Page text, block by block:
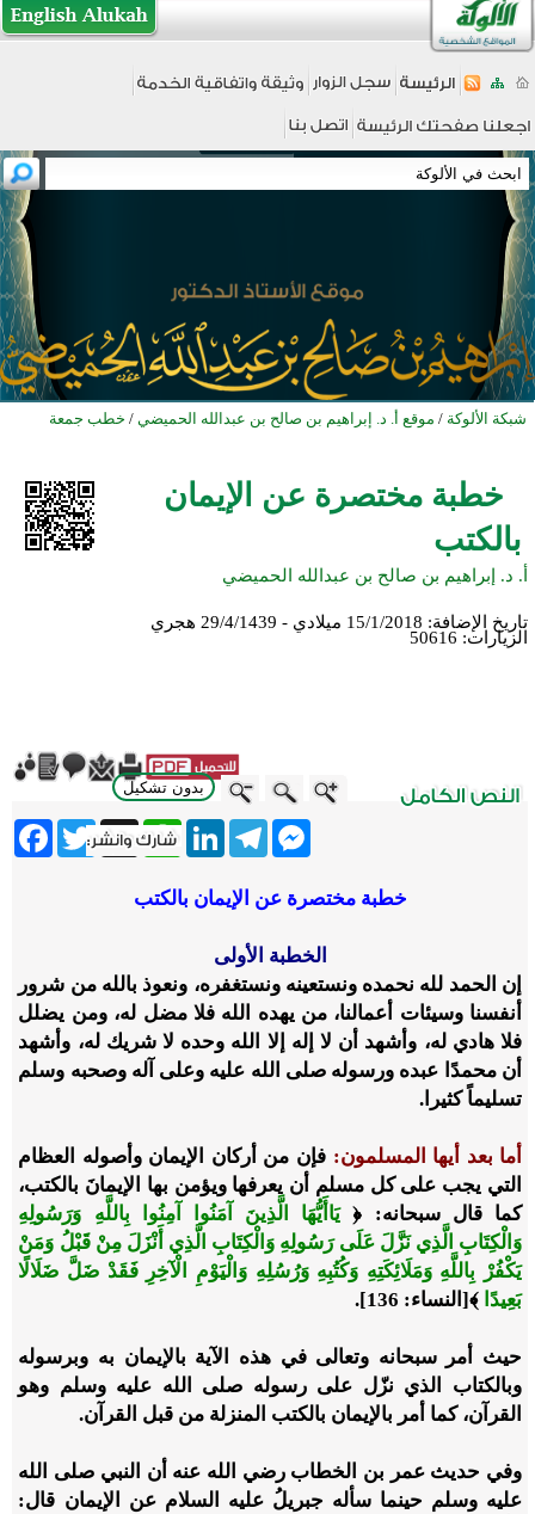
شبكة الألوكة / موقع أ. د. إبراهيم بن صالح بن عبدالله الحميضي / خطب جمعة
خطبة مختصرة عن الإيمان
بالكتب
أ. د. إبراهيم بن صالح بن عبدالله الحميضي
تاريخ الإضافة: 15/1/2018 ميلادي - 29/4/1439 هجري
الزيارات: 50616
بدون تشكيل
Twitter X
WhatsApp
LinkedInTelegram
Messenger
خطبة مختصرة عن الإيمان بالكتب
الخطبة الأولى
إن الحمد لله نحمده ونستعينه ونستغفره، ونعوذ بالله من شرور
أنفسنا وسيئات أعمالنا، من يهده الله فلا مضل له، ومن يضلل
فلا هادي له، وأشهد أن لا إله إلا الله وحده لا شريك له، وأشهد
أن محمدًا عبده ورسوله صلى الله عليه وعلى آله وصحبه وسلم
تسليماً كثيرا.
أما بعد أيها المسلمون: فإن من أركان الإيمان وأصوله العظام
التي يجب على كل مسلم أن يعرفها ويؤمن بها الإيمانَ بالكتب،
كما قال سبحانه: ﴿يَاأَيُّهَا الَّذِينَ آمَنُوا آمِنُوا بِاللَّهِ وَرَسُولِهِ
وَالْكِتَابِ الَّذِي نَزَّلَ عَلَى رَسُولِهِ وَالْكِتَابِ الَّذِي أَنْزَلَ مِنْ قَبْلُ وَمَنْ
يَكْفُرْ بِاللَّهِ وَمَلَائِكَتِهِ وَكُتُبِهِ وَرُسُلِهِ وَالْيَوْمِ الْآخِرِ فَقَدْ ضَلَّ ضَلَالًا
بَعِيدًا ﴾[النساء: 136].
حيث أمر سبحانه وتعالى في هذه الآية بالإيمان به وبرسوله
وبالكتاب الذي نزّل على رسوله صلى الله عليه وسلم وهو
القرآن، كما أمر بالإيمان بالكتب المنزلة من قبل القرآن.
وفي حديث عمر بن الخطاب رضي الله عنه أن النبي صلى الله
عليه وسلم حينما سأله جبريلُ عليه السلام عن الإيمان قال: